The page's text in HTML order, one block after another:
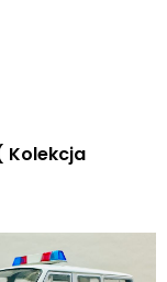
Kolekcja